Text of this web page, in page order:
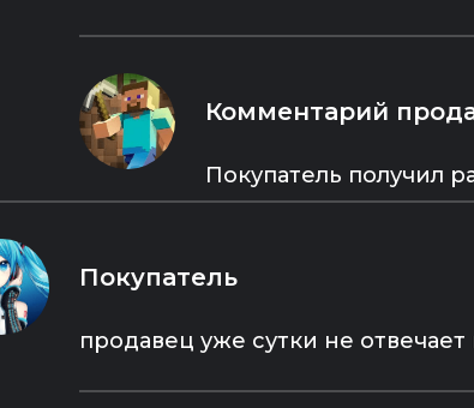
- Убедитесь, что ваш ПК
удовлетворяет системным
требованиям игры. Сделать
это можно тут:
https://technical.city/ru/system-
- Запрещено играть с читами,
добавлять и играть в
бесплатные игры на аккаунте,
менять настройки и другие
данные аккаунта.
Комментарий
Покупатель получил
Покупатель
продавец уже сутки не отвечает